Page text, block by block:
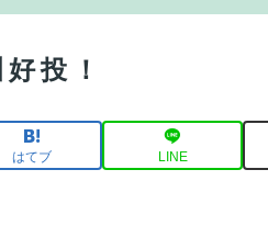
投！
はてブ LINE